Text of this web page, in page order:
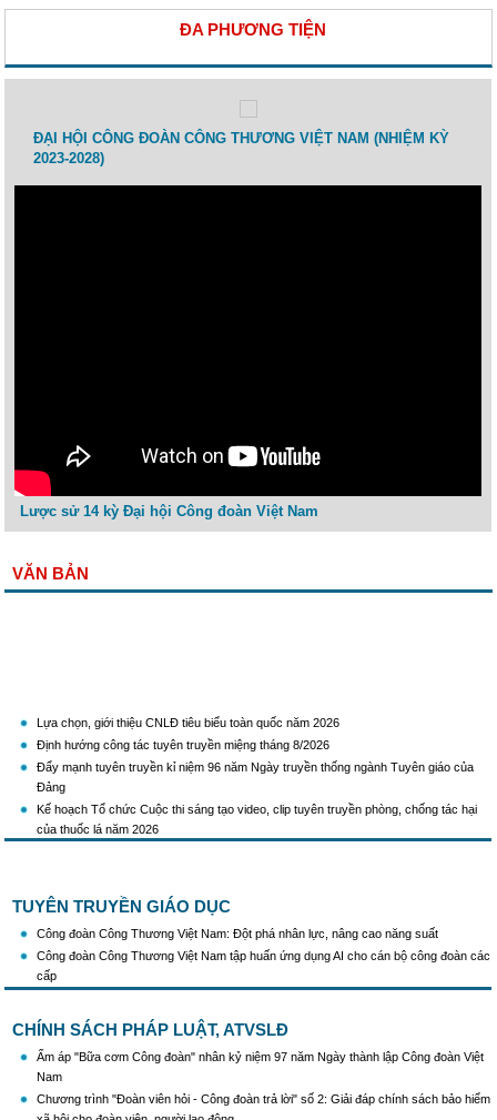
ĐA PHƯƠNG TIỆN
ĐẠI HỘI CÔNG ĐOÀN CÔNG THƯƠNG VIỆT NAM (NHIỆM KỲ
2023-2028)
Lược sử 14 kỳ Đại hội Công đoàn Việt Nam
VĂN BẢN
Lựa chọn, giới thiệu CNLĐ tiêu biểu toàn quốc năm 2026
Định hướng công tác tuyên truyền miệng tháng 8/2026
Đẩy mạnh tuyên truyền kỉ niệm 96 năm Ngày truyền thống ngành Tuyên giáo của
Đảng
Kế hoạch Tổ chức Cuộc thi sáng tạo video, clip tuyên truyền phòng, chống tác hại
của thuốc lá năm 2026
tình hình mới"
Triển khai thực hiện Hướng dẫn số 28/HD-BTGDVTW về xác định, lựa chọn ngày
truyền thống, ngày thành lập, ngày tái lập sau sắp xếp tổ chức bộ máy của hệ thống
chính trị
Triển khai truyền thông "Chiến dịch 500 ngày đêm đẩy mạnh thực hiện tìm kiếm, quy
Hướng dẫn tuyên truyền kỷ niệm 97 năm Ngày thành lập Công đoàn Việt Nam
(28/7/1929 - 28/7/2026)
Khẩu hiệu tuyên truyền trong nhiệm kỳ Đại hội XIV của Đảng
Triển khai thực hiện Chỉ thị số 25/CT-TTg của Thủ tướng Chính phủ về tăng cường
công tác phòng, chống buôn lậu, vận chuyển, sản xuất, mua bán, tàng trữ, sử dụng
TUYÊN TRUYỀN GIÁO DỤC
Công đoàn Công Thương Việt Nam: Đột phá nhân lực, nâng cao năng suất
Công đoàn Công Thương Việt Nam tập huấn ứng dụng AI cho cán bộ công đoàn các
cấp
CHÍNH SÁCH PHÁP LUẬT, ATVSLĐ
Ấm áp "Bữa cơm Công đoàn" nhân kỷ niệm 97 năm Ngày thành lập Công đoàn Việt
Nam
Chương trình "Đoàn viên hỏi - Công đoàn trả lời" số 2: Giải đáp chính sách bảo hiểm